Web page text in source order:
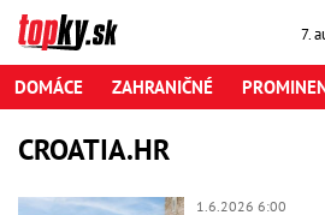
7.
DOMÁCE ZAHRANIČNÉ
CROATIA.HR
1.6.2026 6:00